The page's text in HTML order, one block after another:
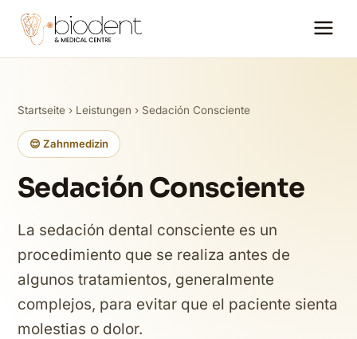
Startseite › Leistungen › Sedación Consciente
😌 Zahnmedizin
Sedación Consciente
La sedación dental consciente es un
procedimiento que se realiza antes de
algunos tratamientos, generalmente
complejos, para evitar que el paciente sienta
molestias o dolor.